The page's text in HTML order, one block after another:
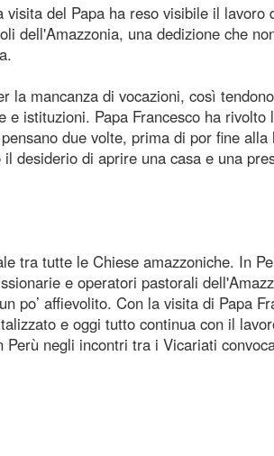
del Papa ha reso visibile il lavoro
dell'Amazzonia, una dedizione che
la mancanza di vocazioni, così
istituzioni. Papa Francesco ha rivolto
due volte, prima di por fine alla
desiderio di aprire una casa e una
tra tutte le Chiese amazzoniche. In
e operatori pastorali
po’ affievolito. Con la visita di Papa
e oggi tutto continua con il
negli incontri tra i Vicariati